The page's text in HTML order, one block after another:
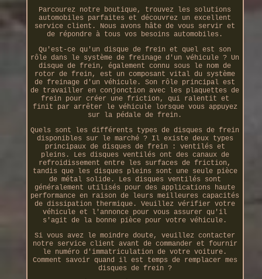
Parcourez notre boutique, trouvez les solutions
automobiles parfaites et découvrez un excellent
service client. Nous avons hâte de vous servir et
de répondre à tous vos besoins automobiles.
Qu'est-ce qu'un disque de frein et quel est son
rôle dans le système de freinage d'un véhicule ? Un
disque de frein, également connu sous le nom de
rotor de frein, est un composant vital du système
de freinage d'un véhicule. Son rôle principal est
de travailler en conjonction avec les plaquettes de
frein pour créer une friction, qui ralentit et
finit par arrêter le véhicule lorsque vous appuyez
sur la pédale de frein.
Quels sont les différents types de disques de frein
disponibles sur le marché ? Il existe deux types
principaux de disques de frein : ventilés et
pleins. Les disques ventilés ont des canaux de
refroidissement entre les surfaces de friction,
tandis que les disques pleins sont une seule pièce
de métal solide. Les disques ventilés sont
généralement utilisés pour des applications haute
performance en raison de leurs meilleures capacités
de dissipation thermique. Veuillez vérifier votre
véhicule et l'annonce pour vous assurer qu'il
s'agit de la bonne pièce pour votre véhicule.
Si vous avez le moindre doute, veuillez contacter
notre service client avant de commander et fournir
le numéro d'immatriculation de votre voiture.
Comment savoir quand il est temps de remplacer mes
disques de frein ?